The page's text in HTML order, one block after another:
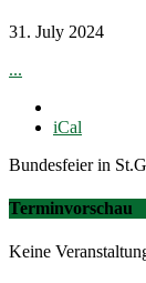
31. July 2024
...
iCal
Bundesfeier in
Terminvorschau
Keine